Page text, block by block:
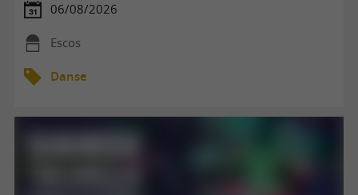
06/08/2026
Escos
Danse